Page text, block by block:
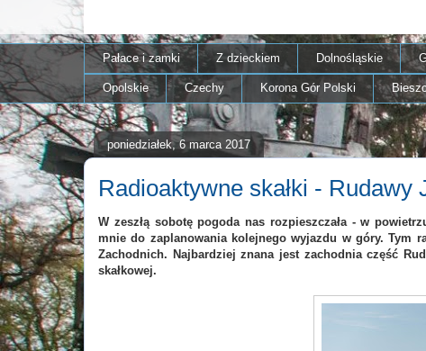
Pałace i zamki Z dzieckiem Dolnośląskie
Opolskie Czechy Korona Gór Polski
poniedziałek, 6 marca 2017
Radioaktywne skałki - Rudawy
W zeszłą sobotę pogoda nas rozpieszczała - w
mnie do zaplanowania kolejnego wyjazdu w góry. Tym
Zachodnich. Najbardziej znana jest zachodnia część
skałkowej.